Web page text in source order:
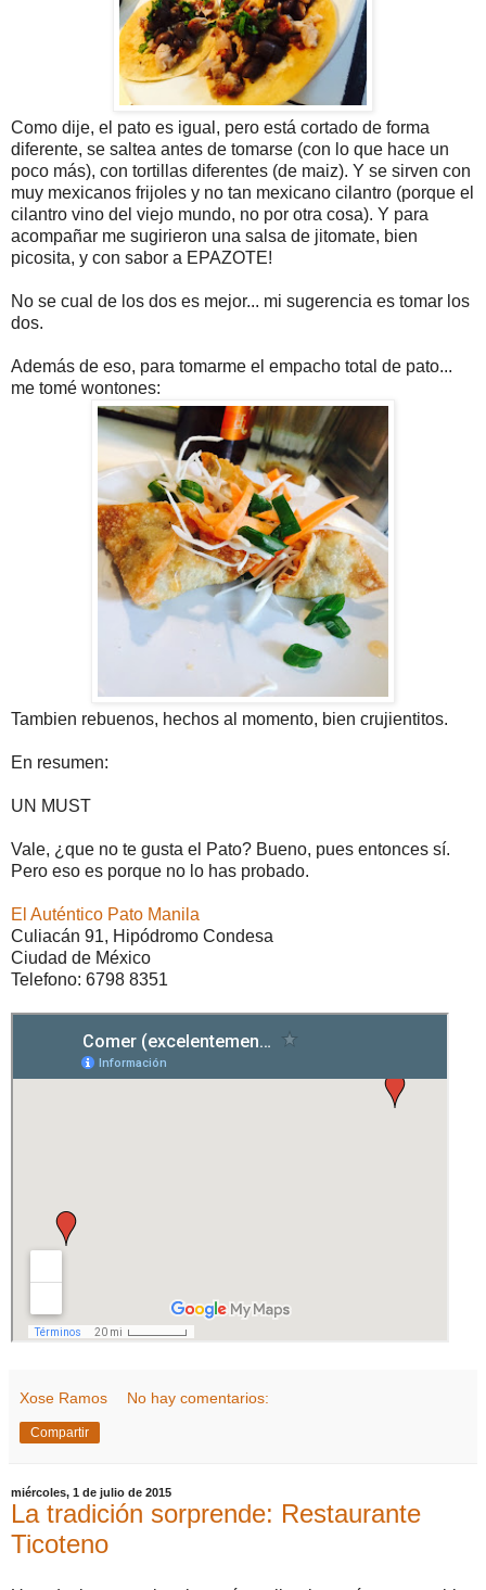
Como dije, el pato es igual, pero está cortado de forma
diferente, se saltea antes de tomarse (con lo que hace un
poco más), con tortillas diferentes (de maiz). Y se sirven con
muy mexicanos frijoles y no tan mexicano cilantro (porque el
cilantro vino del viejo mundo, no por otra cosa). Y para
acompañar me sugirieron una salsa de jitomate, bien
picosita, y con sabor a EPAZOTE!
No se cual de los dos es mejor... mi sugerencia es tomar los
dos.
Además de eso, para tomarme el empacho total de pato...
me tomé wontones:
Tambien rebuenos, hechos al momento, bien crujientitos.
En resumen:
UN MUST
Vale, ¿que no te gusta el Pato? Bueno, pues entonces sí.
Pero eso es porque no lo has probado.
El Auténtico Pato Manila
Culiacán 91, Hipódromo Condesa
Ciudad de México
Telefono: 6798 8351
Xose Ramos No hay comentarios:
Compartir
miércoles, 1 de julio de 2015
La tradición sorprende: Restaurante
Ticoteno